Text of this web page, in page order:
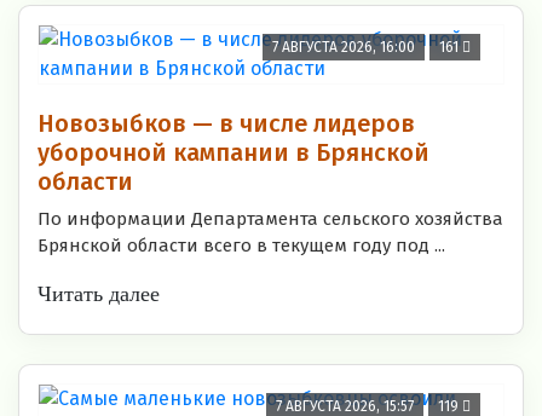
7 АВГУСТА 2026, 16:00 161
Новозыбков — в числе лидеров
уборочной кампании в Брянской
области
По информации Департамента сельского хозяйства
Брянской области всего в текущем году под ...
Читать далее
7 АВГУСТА 2026, 15:57 119